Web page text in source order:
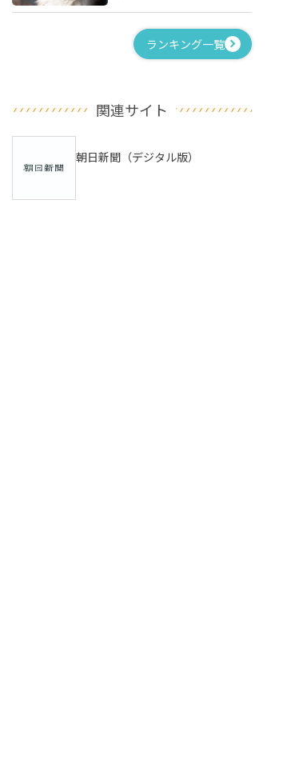
ランキング一覧
関連サイト
朝日新聞（デジタル版）